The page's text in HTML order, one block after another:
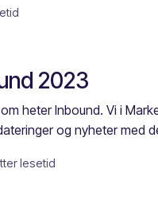
2023
heter Inbound. Vi i
og nyheter med
lesetid